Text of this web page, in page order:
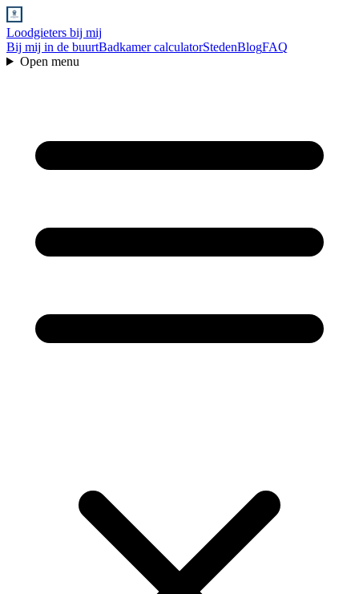
Loodgieters bij mij
Bij mij in de buurtBadkamer calculatorStedenBlogFAQ
Open menu